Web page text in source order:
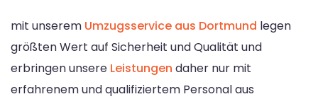
mit unserem Umzugsservice aus Dortmund legen
größten Wert auf Sicherheit und Qualität und
erbringen unsere Leistungen daher nur mit
erfahrenem und qualifiziertem Personal aus